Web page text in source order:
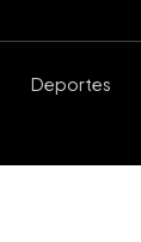
Deportes